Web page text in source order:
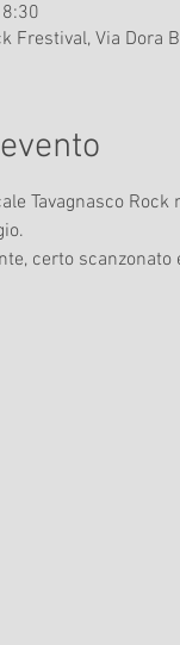
Frestival, Via Dora
Tavagnasco
certo